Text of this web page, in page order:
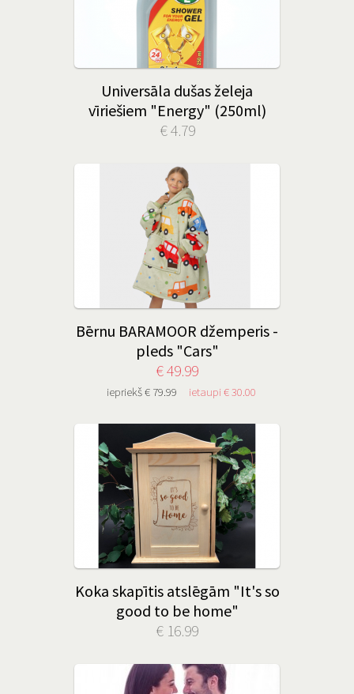
Universāla dušas želeja
vīriešiem "Energy" (250ml)
€ 4.79
Bērnu BARAMOOR džemperis -
pleds "Cars"
€ 49.99
iepriekš € 79.99 ietaupi € 30.00
Koka skapītis atslēgām "It's so
good to be home"
€ 16.99